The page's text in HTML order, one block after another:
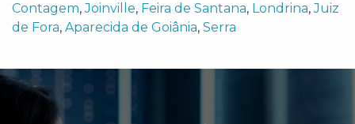
Contagem,Joinville, Feira de Santana, Londrina,Juiz
de Fora, Aparecida de Goiânia, Serra